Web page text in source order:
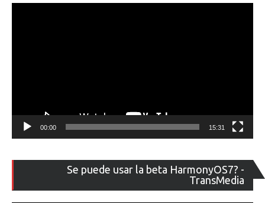
00:00 15:31
Se puede usar la beta HarmonyOS7? -
TransMedia
de